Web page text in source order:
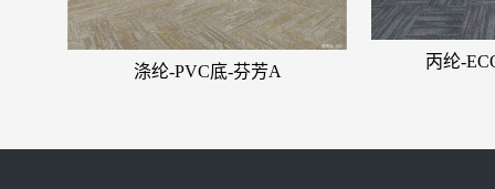
涤纶-PVC底-芬芳A 丙纶-